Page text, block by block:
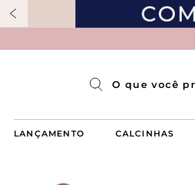
LANÇAMENTO CALCINHAS
Pijama Longo Americado
Pijama Capri Aberto
Pijama Curto Aberto